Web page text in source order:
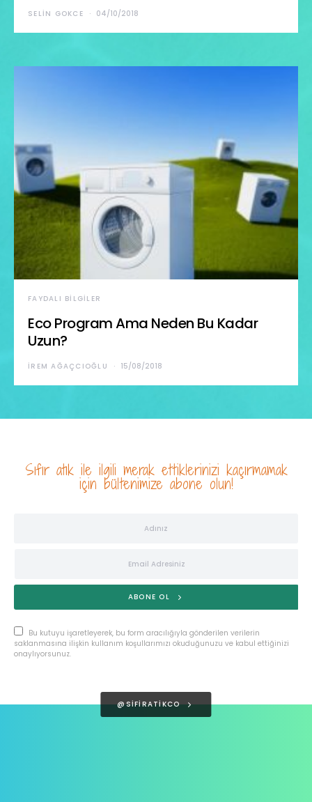
SELIN GOKCE 04/10/2018
FAYDALI BILGILER
Eco Program Ama Neden Bu Kadar
Uzun?
İREM AĞAÇCIOĞLU 15/08/2018
Sıfır atık ile ilgili merak ettiklerinizi kaçırmamak
için bültenimize abone olun!
ABONE OL
Bu kutuyu işaretleyerek, bu form aracılığıyla gönderilen verilerin
saklanmasına ilişkin kullanım koşullarımızı okuduğunuzu ve kabul ettiğinizi
onaylıyorsunuz.
@SIFIRATIKCO